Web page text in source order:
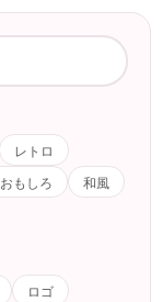
レトロ
おもしろ
和風
ロゴ